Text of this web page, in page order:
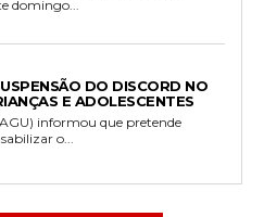
domingo...
DO DISCORD NO
E ADOLESCENTES
informou que pretende
o...